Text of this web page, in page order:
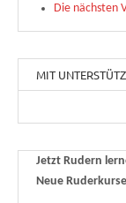
Die nächsten
MIT
Jetzt Rudern
Neue